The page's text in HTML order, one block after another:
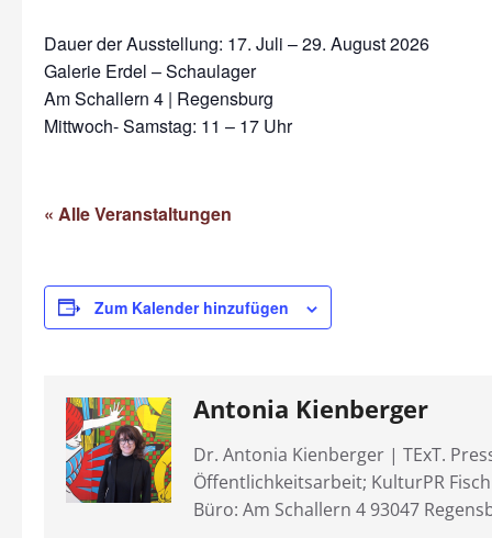
Dauer der Ausstellung: 17. Juli – 29. August 2026
Galerie Erdel – Schaulager
Am Schallern 4 | Regensburg
Mittwoch- Samstag: 11 – 17 Uhr
« Alle Veranstaltungen
Zum Kalender hinzufügen
Antonia Kienberger
Dr. Antonia Kienberger | TExT.
Öffentlichkeitsarbeit; KulturPR
Büro: Am Schallern 4 93047